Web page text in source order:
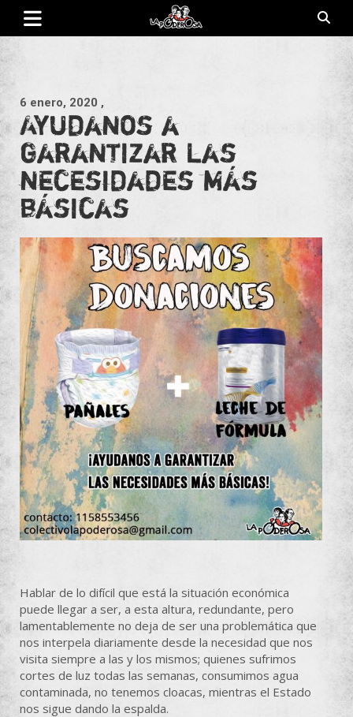
Saltar
contenido
6 enero, 2020 ,
Ayudanos a
garantizar las
necesidades más
básicas
Hablar de lo difícil que está la situación económica
puede llegar a ser, a esta altura, redundante, pero
lamentablemente no deja de ser una problemática que
nos interpela diariamente desde la necesidad que nos
visita siempre a las y los mismos; quienes sufrimos
cortes de luz todas las semanas, consumimos agua
contaminada, no tenemos cloacas, mientras el Estado
nos sigue dando la espalda.